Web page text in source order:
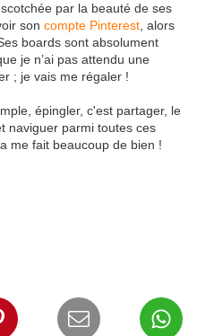
par la beauté de ses
son compte Pinterest , alors
boards sont absolument
je n’ai pas attendu une
; je vais me régaler !
épingler, c'est partager, le
naviguer parmi toutes ces
me fait beaucoup de bien !